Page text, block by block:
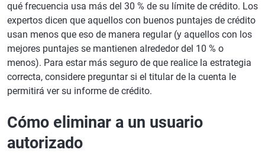
qué frecuencia usa más del 30 % de su límite de crédito. Los
expertos dicen que aquellos con buenos puntajes de crédito
usan menos que eso de manera regular (y aquellos con los
mejores puntajes se mantienen alrededor del 10 % o
menos). Para estar más seguro de que realice la estrategia
correcta, considere preguntar si el titular de la cuenta le
permitirá ver su informe de crédito.
Cómo eliminar a un usuario
autorizado